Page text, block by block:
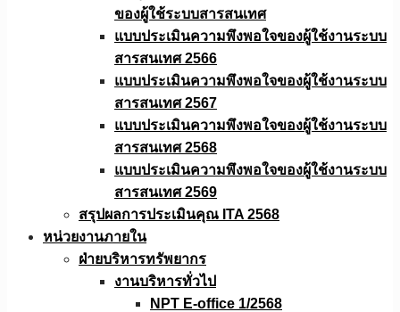
ของผู้ใช้ระบบสารสนเทศ
แบบประเมินความพึงพอใจของผู้ใช้งานระบบ
สารสนเทศ 2566
แบบประเมินความพึงพอใจของผู้ใช้งานระบบ
สารสนเทศ 2567
แบบประเมินความพึงพอใจของผู้ใช้งานระบบ
สารสนเทศ 2568
แบบประเมินความพึงพอใจของผู้ใช้งานระบบ
สารสนเทศ 2569
สรุปผลการประเมินคุณ ITA 2568
หน่วยงานภายใน
ฝ่ายบริหารทรัพยากร
งานบริหารทั่วไป
NPT E-office 1/2568